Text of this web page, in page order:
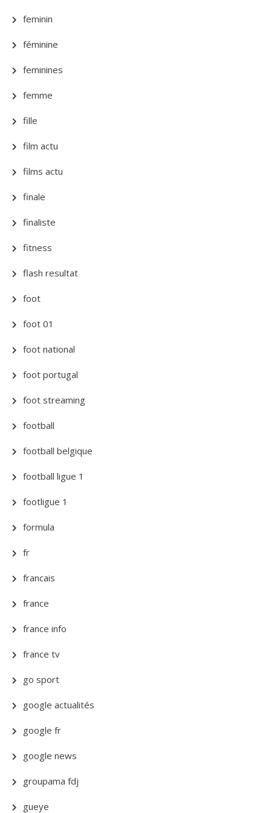
feminin
féminine
feminines
femme
fille
film actu
films actu
finale
finaliste
fitness
flash resultat
foot
foot 01
foot national
foot portugal
foot streaming
football
football belgique
football ligue 1
footligue 1
formula
fr
francais
france
france info
france tv
go sport
google actualités
google fr
google news
groupama fdj
gueye